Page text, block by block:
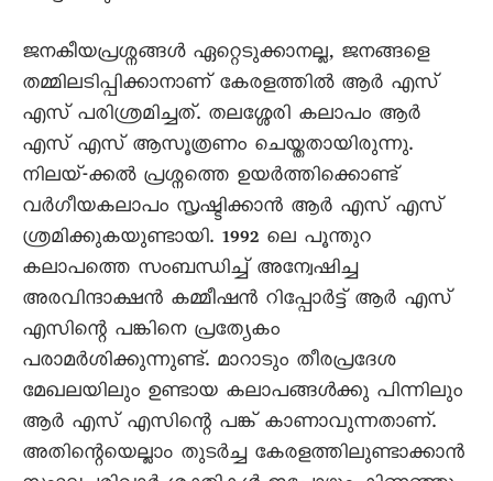
ജനകീയപ്രശ്നങ്ങള്‍ ഏറ്റെടുക്കാനല്ല, ജനങ്ങളെ
തമ്മിലടിപ്പിക്കാനാണ് കേരളത്തില്‍ ആര്‍ എസ്
എസ് പരിശ്രമിച്ചത്. തലശ്ശേരി കലാപം ആര്‍
എസ് എസ് ആസൂത്രണം ചെയ്തതായിരുന്നു.
നിലയ്-ക്കല്‍ പ്രശ്നത്തെ ഉയര്‍ത്തിക്കൊണ്ട്
വര്‍ഗീയകലാപം സൃഷ്ടിക്കാന്‍ ആര്‍ എസ് എസ്
ശ്രമിക്കുകയുണ്ടായി. 1992 ലെ പൂന്തുറ
കലാപത്തെ സംബന്ധിച്ച് അന്വേഷിച്ച
അരവിന്ദാക്ഷന്‍ കമ്മീഷന്‍ റിപ്പോര്‍ട്ട് ആര്‍ എസ്
എസിന്റെ പങ്കിനെ പ്രത്യേകം
പരാമര്‍ശിക്കുന്നുണ്ട്. മാറാടും തീരപ്രദേശ
മേഖലയിലും ഉണ്ടായ കലാപങ്ങള്‍ക്കു പിന്നിലും
ആര്‍ എസ് എസിന്റെ പങ്ക് കാണാവുന്നതാണ്.
അതിന്റെയെല്ലാം തുടര്‍ച്ച കേരളത്തിലുണ്ടാക്കാന്‍